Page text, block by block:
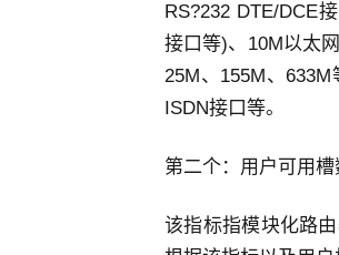
RS?232 DTE/DCE
接口等)、10M以太
25M、155M、
ISDN接口等。
第二个：用户可用槽
该指标指模块化路